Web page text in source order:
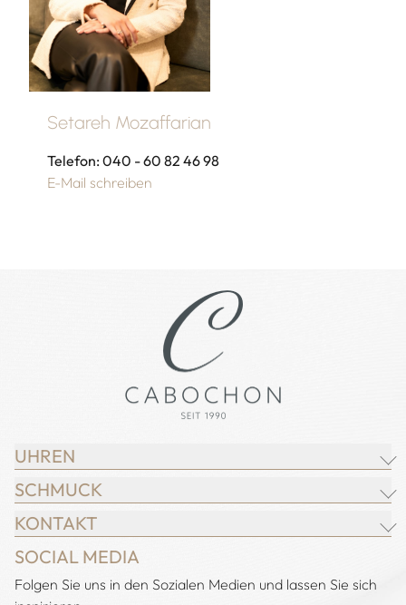
Setareh Mozaffarian
Telefon: 040 - 60 82 46 98
E-Mail schreiben
UHREN
BREITLING
CHOPARD
IWC SCHAFFHAUSEN
JACOB & CO.
SCHMUCK
JUWELIER CABOCHON
CHOPARD
DEMEGLIO
KONTAKT
Adresse:
Juwelier Cabochon
SOCIAL MEDIA
Folgen Sie uns in den Sozialen Medien und lassen Sie sich